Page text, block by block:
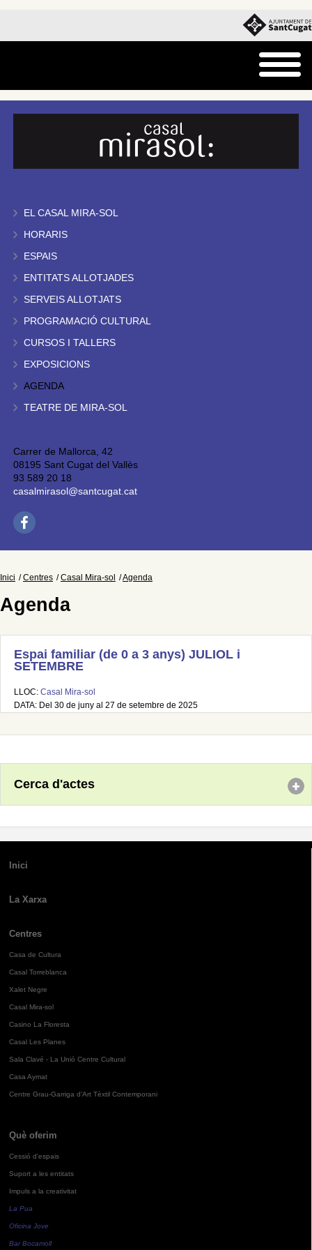
EL CASAL MIRA-SOL
HORARIS
ESPAIS
ENTITATS ALLOTJADES
SERVEIS ALLOTJATS
PROGRAMACIÓ CULTURAL
CURSOS I TALLERS
EXPOSICIONS
AGENDA
TEATRE DE MIRA-SOL
Carrer de Mallorca, 42
08195 Sant Cugat del Vallès
93 589 20 18
casalmirasol@santcugat.cat
Inici Centres Casal Mira-sol Agenda
Agenda
Espai familiar (de 0 a 3 anys) JULIOL i
SETEMBRE
LLOC: Casal Mira-sol
DATA: Del 30 de juny al 27 de setembre de 2025
Cerca d'actes
Inici
La Xarxa
Centres
Casa de Cultura
Casal Torreblanca
Xalet Negre
Casal Mira-sol
Casino La Floresta
Casal Les Planes
Sala Clavé - La Unió Centre Cultural
Casa Aymat
Centre Grau-Garriga d'Art Tèxtil Contemporani
Què oferim
Cessió d'espais
Suport a les entitats
Impuls a la creativitat
La Pua
Oficina Jove
Bar Bocamoll